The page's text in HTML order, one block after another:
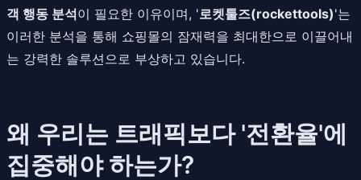
객 행동 분석이 필요한 이유이며, '로켓툴즈(rockettools)'는
이러한 분석을 통해 쇼핑몰의 잠재력을 최대한으로 이끌어내
는 강력한 솔루션으로 부상하고 있습니다.
왜 우리는 트래픽보다 '전환율'에
집중해야 하는가?